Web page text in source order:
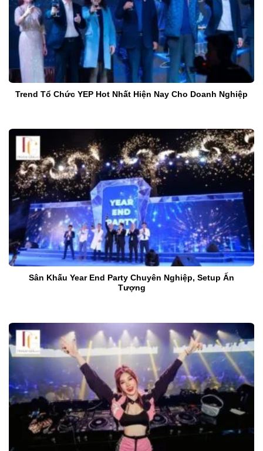
Trend Tổ Chức YEP Hot Nhất Hiện Nay Cho Doanh Nghiệp
Sân Khấu Year End Party Chuyên Nghiệp, Setup Ấn
Tượng